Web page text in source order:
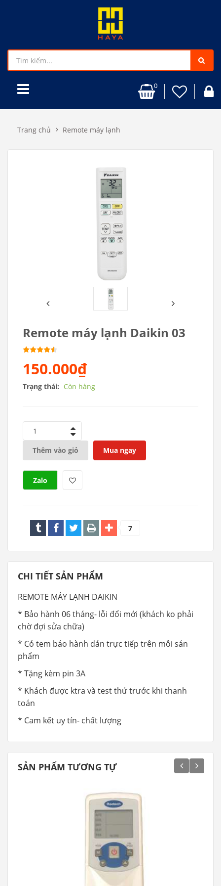
0
Trang chủ Remote máy lạnh
Remote máy lạnh Daikin 03
150.000₫
Trạng thái: Còn hàng
1
Thêm vào giỏ Mua ngay
Zalo
7
CHI TIẾT SẢN PHẨM
REMOTE MÁY LẠNH DAIKIN
* Bảo hành 06 tháng- lỗi đổi mới (khách ko phải
chờ đợi sửa chữa)
* Có tem bảo hành dán trực tiếp trên mỗi sản
phẩm
* Tặng kèm pin 3A
* Khách được ktra và test thử trước khi thanh
toán
* Cam kết uy tín- chất lượng
SẢN PHẨM TƯƠNG TỰ